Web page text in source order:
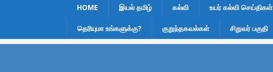
HOME இயல் தமிழ் கல்வி உயர் கல்வி செய்திகள்
தெரியுமா உங்களுக்கு? குறுந்தகவல்கள் சிறுவர் பகுதி